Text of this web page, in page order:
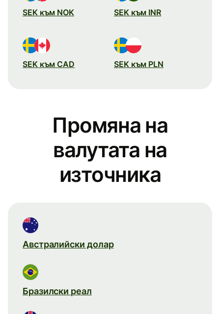
SEK към NOK SEK към INR
SEK към CAD SEK към PLN
Промяна на
валутата на
източника
Австралийски долар
Бразилски реал